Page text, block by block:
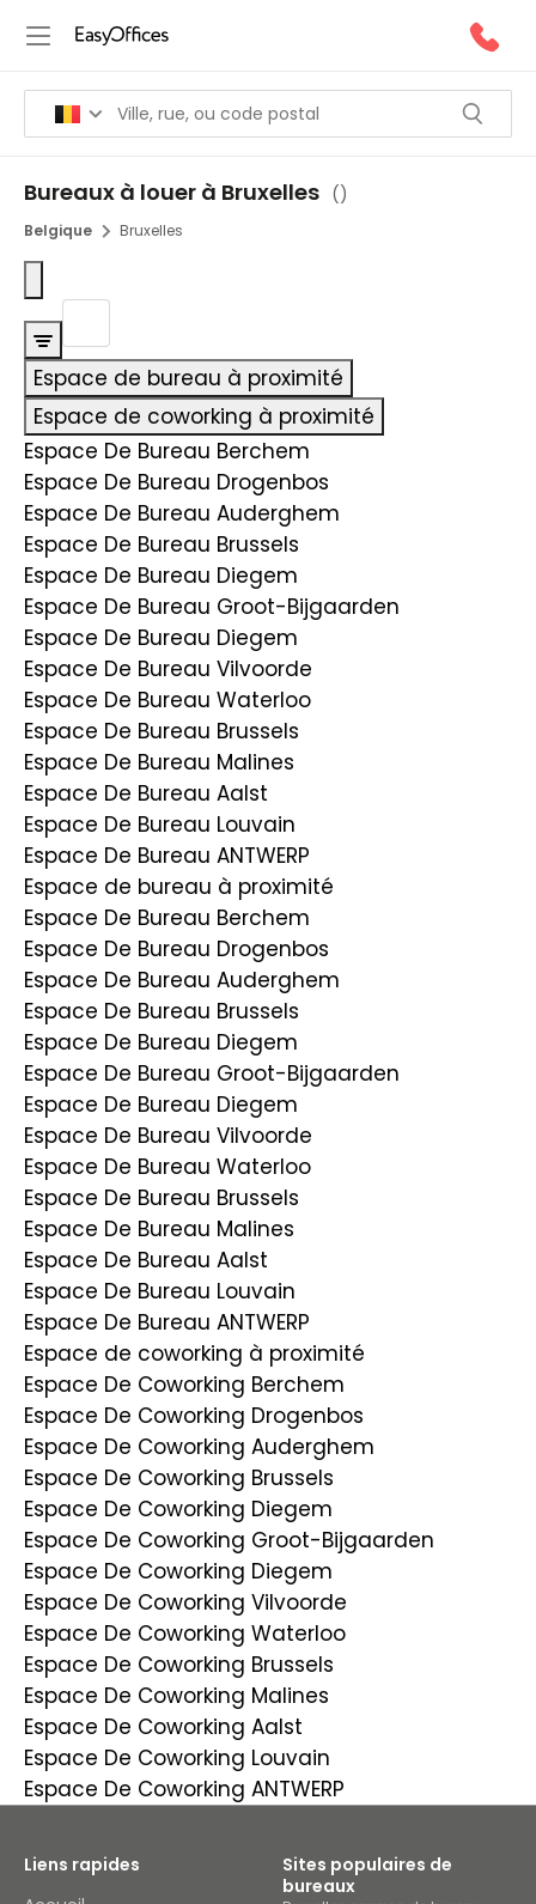
Bureaux à louer à Bruxelles ()
Belgique Bruxelles
Espace de bureau à proximité
Espace de coworking à proximité
Espace De Bureau Berchem
Espace De Bureau Drogenbos
Espace De Bureau Auderghem
Espace De Bureau Brussels
Espace De Bureau Diegem
Espace De Bureau Groot-Bijgaarden
Espace De Bureau Diegem
Espace De Bureau Vilvoorde
Espace De Bureau Waterloo
Espace De Bureau Brussels
Espace De Bureau Malines
Espace De Bureau Aalst
Espace De Bureau Louvain
Espace De Bureau ANTWERP
Espace de bureau à proximité
Espace De Bureau Berchem
Espace De Bureau Drogenbos
Espace De Bureau Auderghem
Espace De Bureau Brussels
Espace De Bureau Diegem
Espace De Bureau Groot-Bijgaarden
Espace De Bureau Diegem
Espace De Bureau Vilvoorde
Espace De Bureau Waterloo
Espace De Bureau Brussels
Espace De Bureau Malines
Espace De Bureau Aalst
Espace De Bureau Louvain
Espace De Bureau ANTWERP
Espace de coworking à proximité
Espace De Coworking Berchem
Espace De Coworking Drogenbos
Espace De Coworking Auderghem
Espace De Coworking Brussels
Espace De Coworking Diegem
Espace De Coworking Groot-Bijgaarden
Espace De Coworking Diegem
Espace De Coworking Vilvoorde
Espace De Coworking Waterloo
Espace De Coworking Brussels
Espace De Coworking Malines
Espace De Coworking Aalst
Espace De Coworking Louvain
Espace De Coworking ANTWERP
Liens rapides
Sites populaires de
bureaux